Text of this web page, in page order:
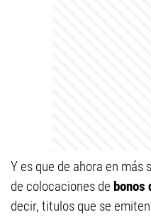
Y es que de ahora en más
de colocaciones de bonos
decir, titulos que se